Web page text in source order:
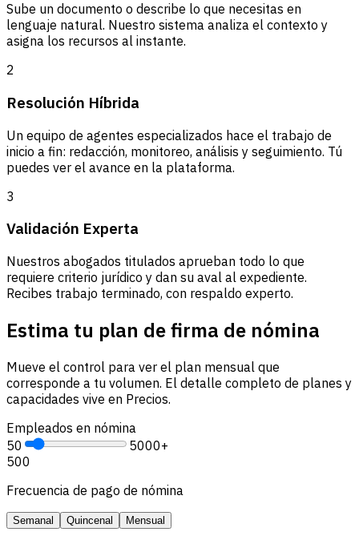
Sube un documento o describe lo que necesitas en
lenguaje natural. Nuestro sistema analiza el contexto y
asigna los recursos al instante.
2
Resolución Híbrida
Un equipo de agentes especializados hace el trabajo de
inicio a fin: redacción, monitoreo, análisis y seguimiento. Tú
puedes ver el avance en la plataforma.
3
Validación Experta
Nuestros abogados titulados aprueban todo lo que
requiere criterio jurídico y dan su aval al expediente.
Recibes trabajo terminado, con respaldo experto.
Estima tu plan de firma de nómina
Mueve el control para ver el plan mensual que
corresponde a tu volumen. El detalle completo de planes y
capacidades vive en Precios.
Empleados en nómina
50
5000+
500
Frecuencia de pago de nómina
Semanal Quincenal Mensual